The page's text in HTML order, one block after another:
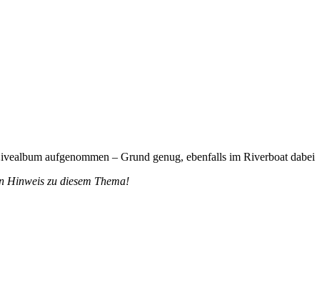
aufgenommen – Grund genug, ebenfalls im Riverboat
Hinweis zu diesem Thema!